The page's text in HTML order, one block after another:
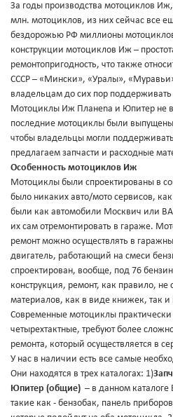
За годы производства мотоциклов
млн. мотоциклов, из них сейчас все
бездорожью РФ миллионы
конструкции мотоциклов Иж –
ремонтопригодность, что также
СССР – «Мински», «Уралы»,
владельцам до сих пор поддерживать
Мотоциклы Иж Планеnа и Юпитер не
последние мотоциклы были выпущены
чтобы владельцы могли
предлагаем запчасти и расходные
Особенность мотоциклов Иж
Мотоциклы были спроектированы в
было никаких авто/мото сервисов,
были как автомобили Москвич или
их сам отремонтировать в гараже.
ремонт можно осуществлять в
двигатель, работающий на смеси
спроектирован, вообще, под 76
конструкция, ремонт, как правило,
материалов, как в виде книжек, так и
Современные мотоциклы
четырехтактные, требуют более
ремонта, который осуществляется в
У нас в наличии есть все самые
Они находятся в трех каталогах: 1)
Юпитер (общие) – в данном
такие как - бензобак, панель